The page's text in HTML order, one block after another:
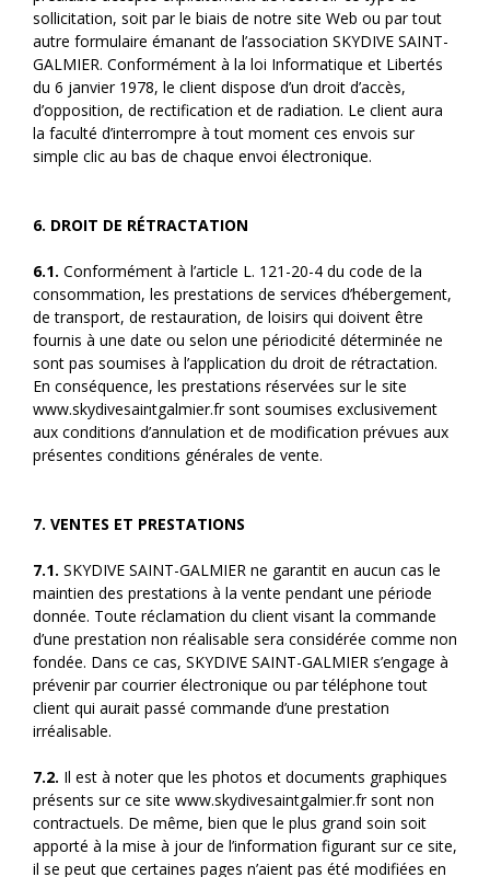
sollicitation, soit par le biais de notre site Web ou par tout
autre formulaire émanant de l’association SKYDIVE SAINT-
GALMIER. Conformément à la loi Informatique et Libertés
du 6 janvier 1978, le client dispose d’un droit d’accès,
d’opposition, de rectification et de radiation. Le client aura
la faculté d’interrompre à tout moment ces envois sur
simple clic au bas de chaque envoi électronique.
6. DROIT DE RÉTRACTATION
6.1. Conformément à l’article L. 121-20-4 du code de la
consommation, les prestations de services d’hébergement,
de transport, de restauration, de loisirs qui doivent être
fournis à une date ou selon une périodicité déterminée ne
sont pas soumises à l’application du droit de rétractation.
En conséquence, les prestations réservées sur le site
www.skydivesaintgalmier.fr sont soumises exclusivement
aux conditions d’annulation et de modification prévues aux
présentes conditions générales de vente.
7. VENTES ET PRESTATIONS
7.1. SKYDIVE SAINT-GALMIER ne garantit en aucun cas le
maintien des prestations à la vente pendant une période
donnée. Toute réclamation du client visant la commande
d’une prestation non réalisable sera considérée comme non
fondée. Dans ce cas, SKYDIVE SAINT-GALMIER s’engage à
prévenir par courrier électronique ou par téléphone tout
client qui aurait passé commande d’une prestation
irréalisable.
7.2. Il est à noter que les photos et documents graphiques
présents sur ce site www.skydivesaintgalmier.fr sont non
contractuels. De même, bien que le plus grand soin soit
apporté à la mise à jour de l’information figurant sur ce site,
il se peut que certaines pages n’aient pas été modifiées en